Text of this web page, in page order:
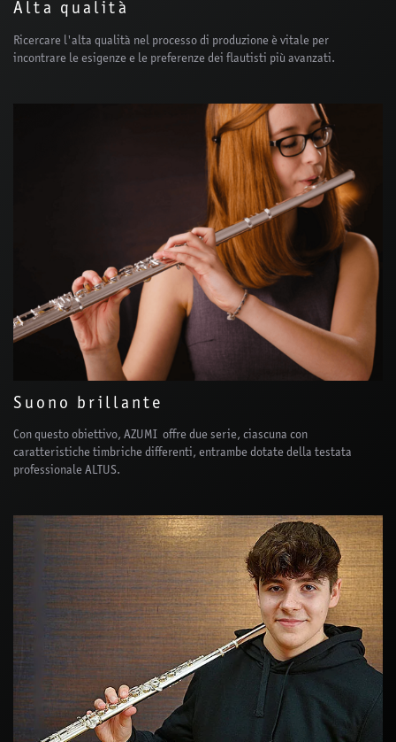
Alta qualità
Ricercare l'alta qualità nel processo di produzione è vitale per
incontrare le esigenze e le preferenze dei flautisti più avanzati.
Suono brillante
Con questo obiettivo, AZUMI offre due serie, ciascuna con
caratteristiche timbriche differenti, entrambe dotate della testata
professionale ALTUS.